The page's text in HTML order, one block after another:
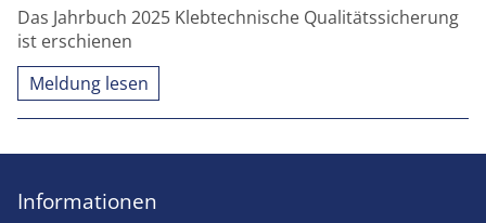
Das Jahrbuch 2025 Klebtechnische Qualitätssicherung
ist erschienen
Meldung lesen
Informationen